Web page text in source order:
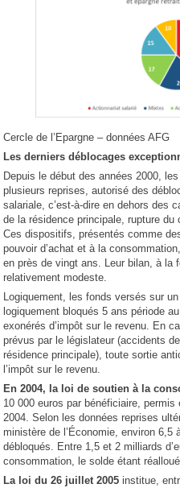
Cercle de l’Epargne – données AFG
Les derniers déblocages
Depuis le début des années 2000,
plusieurs reprises, autorisé des
salariale, c’est-à-dire en dehors des
de la résidence principale, rupture
Ces dispositifs, présentés comme
pouvoir d’achat et à la
en près de vingt ans. Leur bilan, à la
relativement modeste.
Logiquement, les fonds versés sur
logiquement bloqués 5 ans période
exonérés d’impôt sur le revenu. En
prévus par le législateur (accidents
résidence principale), toute sortie
l’impôt sur le revenu.
En 2004, la loi de soutien à la
10 000 euros par bénéficiaire,
2004. Selon les données reprises
ministère de l’Économie, environ 6,5
débloqués. Entre 1,5 et 2 milliards
consommation, le solde étant
La loi du 26 juillet 2005 institue,